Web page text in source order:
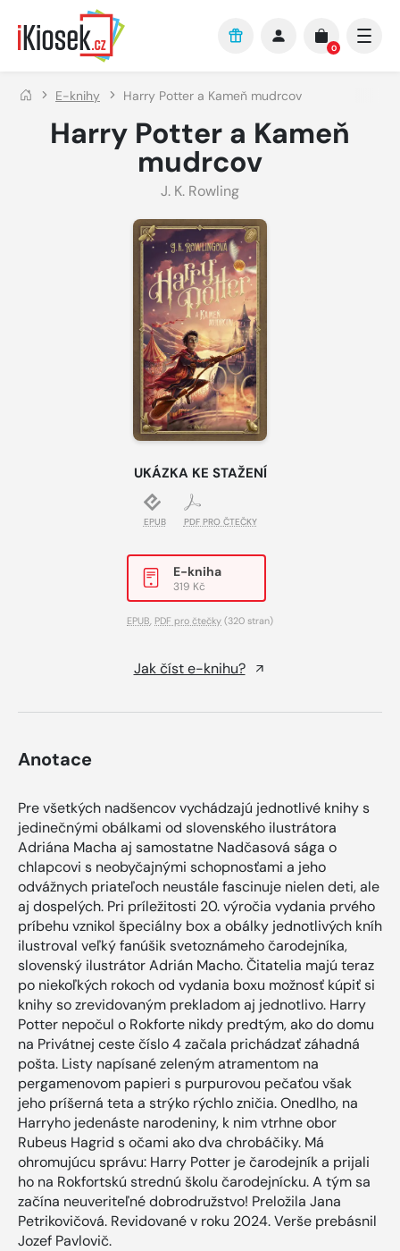
Přejít na hlavní obsah
0
E-knihy Harry Potter a Kameň mudrcov
Harry Potter a Kameň
mudrcov
J. K. Rowling
UKÁZKA KE STAŽENÍ
EPUB PDF PRO ČTEČKY
E-kniha
319 Kč
EPUB PDF pro čtečky (320 stran)
Jak číst e-knihu?
Anotace
Pre všetkých nadšencov vychádzajú jednotlivé knihy s
jedinečnými obálkami od slovenského ilustrátora
Adriána Macha aj samostatne Nadčasová sága o
chlapcovi s neobyčajnými schopnosťami a jeho
odvážnych priateľoch neustále fascinuje nielen deti, ale
aj dospelých. Pri príležitosti 20. výročia vydania prvého
príbehu vznikol špeciálny box a obálky jednotlivých kníh
ilustroval veľký fanúšik svetoznámeho čarodejníka,
slovenský ilustrátor Adrián Macho. Čitatelia majú teraz
po niekoľkých rokoch od vydania boxu možnosť kúpiť si
knihy so zrevidovaným prekladom aj jednotlivo. Harry
Potter nepočul o Rokforte nikdy predtým, ako do domu
na Privátnej ceste číslo 4 začala prichádzať záhadná
pošta. Listy napísané zeleným atramentom na
pergamenovom papieri s purpurovou pečaťou však
jeho príšerná teta a strýko rýchlo zničia. Onedlho, na
Harryho jedenáste narodeniny, k nim vtrhne obor
Rubeus Hagrid s očami ako dva chrobáčiky. Má
ohromujúcu správu: Harry Potter je čarodejník a prijali
ho na Rokfortskú strednú školu čarodejnícku. A tým sa
začína neuveriteľné dobrodružstvo! Preložila Jana
Petrikovičová. Revidované v roku 2024. Verše prebásnil
Jozef Pavlovič.